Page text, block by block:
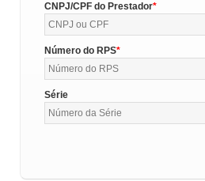
CNPJ/CPF do Prestador
Número do RPS
Série